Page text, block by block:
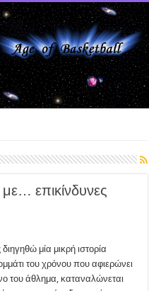
επικίνδυνες
μία μικρή ιστορία
του χρόνου που αφιερώνει
του άθλημα, καταναλώνεται